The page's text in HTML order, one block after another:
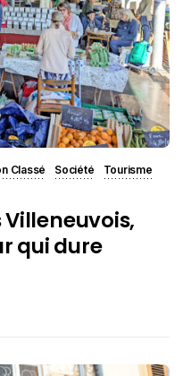
Classé Société
Tourisme
qui dure